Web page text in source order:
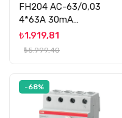
FH204 AC-63/0,03
4*63A 30mA
KÇK.AK.ROLE ABB
₺1.919,81
₺5.999,40
-68%